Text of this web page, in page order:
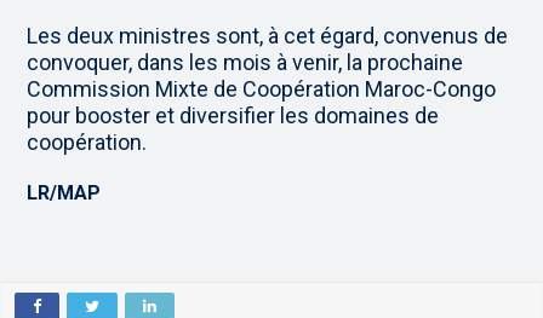
Les deux ministres sont, à cet égard, convenus de
convoquer, dans les mois à venir, la prochaine
Commission Mixte de Coopération Maroc-Congo
pour booster et diversifier les domaines de
coopération.
LR/MAP